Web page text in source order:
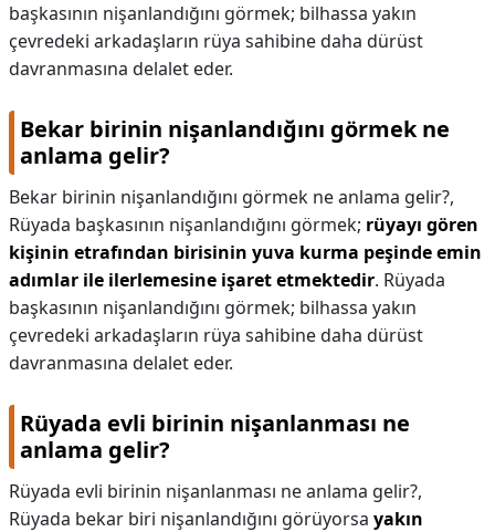
başkasının nişanlandığını görmek; bilhassa yakın
çevredeki arkadaşların rüya sahibine daha dürüst
davranmasına delalet eder.
Bekar birinin nişanlandığını görmek ne
anlama gelir?
Bekar birinin nişanlandığını görmek ne anlama gelir?,
Rüyada başkasının nişanlandığını görmek; rüyayı gören
kişinin etrafından birisinin yuva kurma peşinde emin
adımlar ile ilerlemesine işaret etmektedir. Rüyada
başkasının nişanlandığını görmek; bilhassa yakın
çevredeki arkadaşların rüya sahibine daha dürüst
davranmasına delalet eder.
Rüyada evli birinin nişanlanması ne
anlama gelir?
Rüyada evli birinin nişanlanması ne anlama gelir?,
Rüyada bekar biri nişanlandığını görüyorsa yakın